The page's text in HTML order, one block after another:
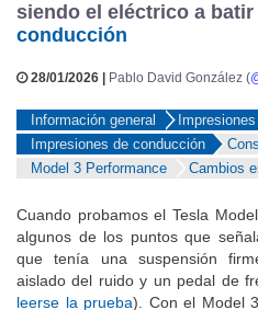
Tesla Model 3 (2024) -
siendo el eléctrico a batir
Información general
Impresiones
Impresiones de conducción
Cuando probamos el Tesla
algunos de los puntos que
que tenía una suspensión
aislado del ruido y un pedal de